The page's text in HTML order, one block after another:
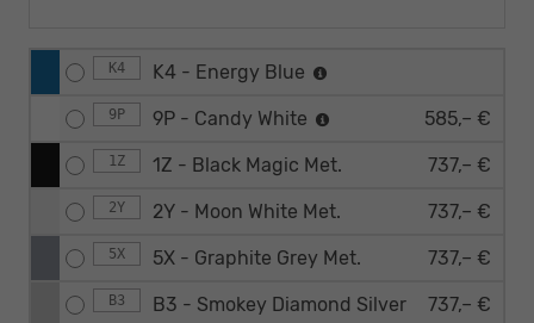
K4 K4 - Energy Blue
9P 9P - Candy White 585,– €
1Z 1Z - Black Magic Met. 737,– €
2Y 2Y - Moon White Met. 737,– €
5X 5X - Graphite Grey Met. 737,– €
B3
B3 - Smokey Diamond Silver
737,– €